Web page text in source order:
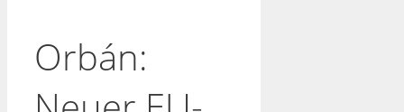
Orbán: